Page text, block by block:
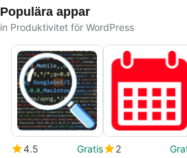
Populära appar
in Produktivitet för WordPress
4.5
Gratis
2